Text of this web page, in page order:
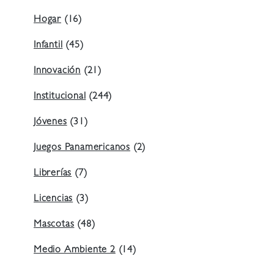
Hogar (16)
Infantil (45)
Innovación (21)
Institucional (244)
Jóvenes (31)
Juegos Panamericanos (2)
Librerías (7)
Licencias (3)
Mascotas (48)
Medio Ambiente 2(14)